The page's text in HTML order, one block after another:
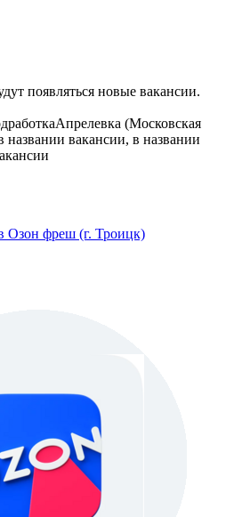
появляться новые вакансии.
Апрелевка (Московская
вакансии, в названии
Озон фреш (г. Троицк)